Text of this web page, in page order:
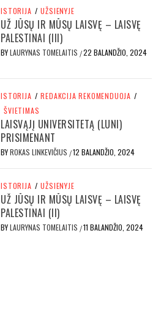
ISTORIJA / UŽSIENYJE
UŽ JŪSŲ IR MŪSŲ LAISVĘ – LAISVĘ
PALESTINAI (III)
BYLAURYNAS TOMELAITIS /22 BALANDŽIO, 2024
ISTORIJA / REDAKCIJA REKOMENDUOJA /
ŠVIETIMAS
LAISVĄJĮ UNIVERSITETĄ (LUNI)
PRISIMENANT
BYROKAS LINKEVIČIUS /12 BALANDŽIO, 2024
ISTORIJA / UŽSIENYJE
UŽ JŪSŲ IR MŪSŲ LAISVĘ – LAISVĘ
PALESTINAI (II)
BYLAURYNAS TOMELAITIS /11 BALANDŽIO, 2024